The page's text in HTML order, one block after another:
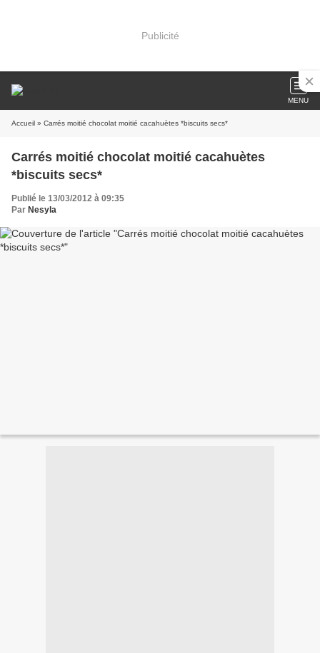
Publicité
MENU
Accueil » Carrés moitié chocolat moitié cacahuètes *biscuits secs*
Carrés moitié chocolat moitié cacahuètes
*biscuits secs*
Publié le 13/03/2012 à 09:35
Par Nesyla